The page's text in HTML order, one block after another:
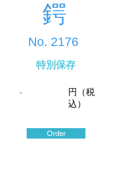
鍔
No. 2176
特別保存
-
円（税
込）
Order